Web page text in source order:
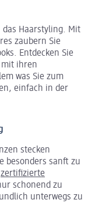
das Haarstyling. Mit
zaubern Sie
Entdecken Sie
mit ihren
was Sie zum
einfach in der
stecken
besonders sanft zu
zertifizierte
schonend zu
unterwegs zu